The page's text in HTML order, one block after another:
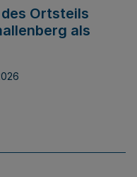
Ortsteils
als